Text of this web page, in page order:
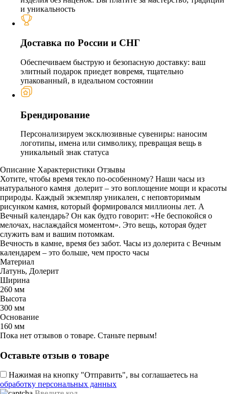
и уникальность
Доставка по России и СНГ
Обеспечиваем быструю и безопасную доставку: ваш
элитный подарок приедет вовремя, тщательно
упакованный, в идеальном состоянии
Брендирование
Персонализируем эксклюзивные сувениры: наносим
логотипы, имена или символику, превращая вещь в
уникальный знак статуса
Описание Характеристики Отзывы
Хотите, чтобы время текло по-особенному? Наши часы из
натурального камня долерит – это воплощение мощи и красоты
природы. Каждый экземпляр уникален, с неповторимым
рисунком камня, который формировался миллионы лет. А
Вечный календарь? Он как будто говорит: «Не беспокойся о
мелочах, наслаждайся моментом». Это вещь, которая будет
служить вам и вашим потомкам.
Вечность в камне, время без забот. Часы из долерита с Вечным
календарем – это больше, чем просто часы
Материал
Латунь, Долерит
Ширина
260 мм
Высота
300 мм
Основание
160 мм
Пока нет отзывов о товаре. Станьте первым!
Оставьте отзыв о товаре
Нажимая на кнопку "Отправить", вы соглашаетесь на
обработку персональных данных